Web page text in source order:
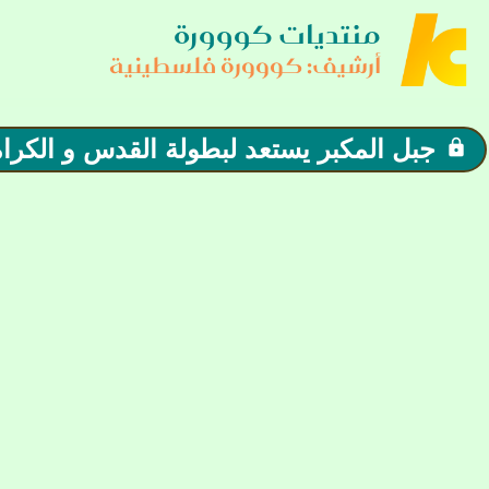
منتديات كووورة
أرشيف: كووورة فلسطينية
 جبل المكبر يستعد لبطولة القدس و